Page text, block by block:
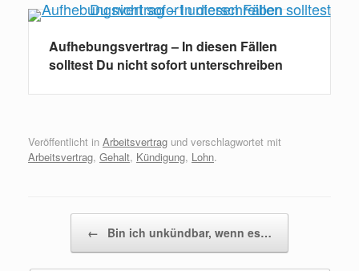
Aufhebungsvertrag – In diesen Fällen
solltest Du nicht sofort unterschreiben
Veröffentlicht in Arbeitsvertrag und verschlagwortet mit
Arbeitsvertrag, Gehalt, Kündigung, Lohn.
← Bin ich unkündbar, wenn es…